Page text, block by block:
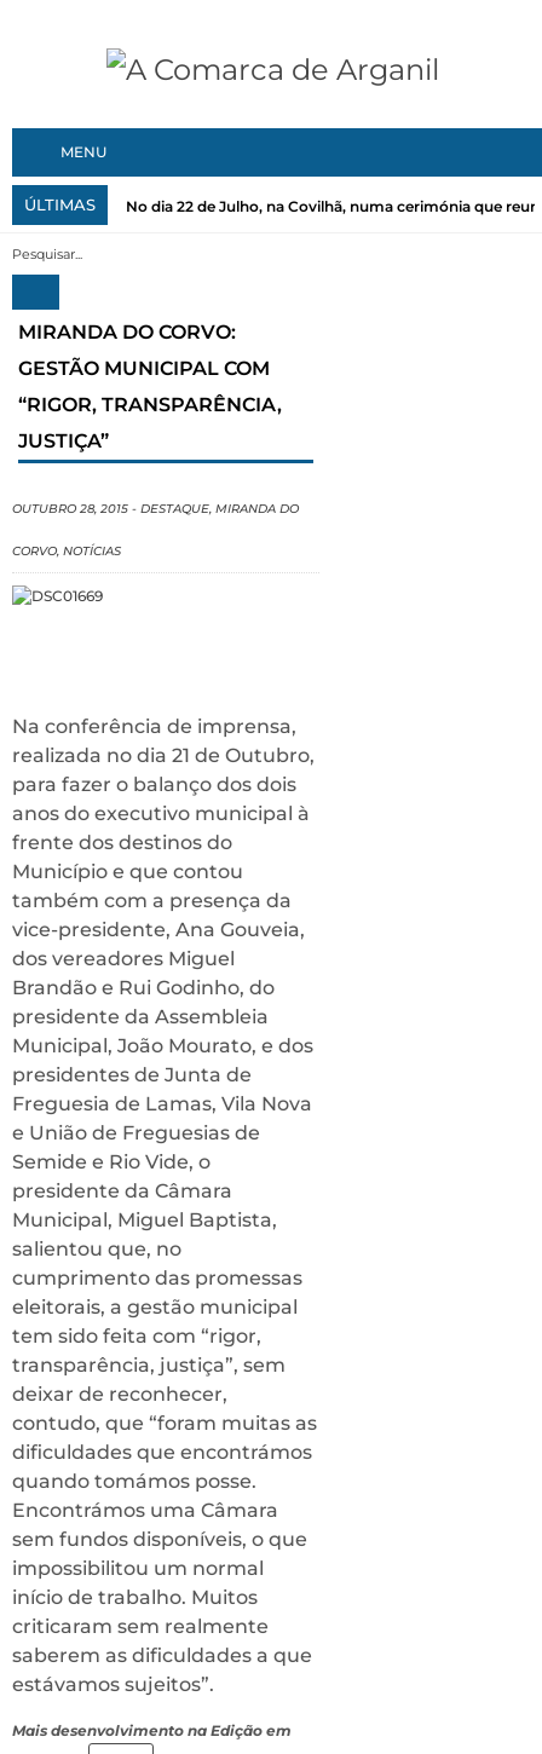
MENU
ÚLTIMAS No dia 22 de Julho, na Covilhã, numa cerimónia que
MIRANDA DO CORVO:
GESTÃO MUNICIPAL COM
“RIGOR, TRANSPARÊNCIA,
JUSTIÇA”
OUTUBRO 28, 2015 - DESTAQUE, MIRANDA DO
CORVO, NOTÍCIAS
Na conferência de imprensa,
realizada no dia 21 de Outubro,
para fazer o balanço dos dois
anos do executivo municipal à
frente dos destinos do
Município e que contou
também com a presença da
vice-presidente, Ana Gouveia,
dos vereadores Miguel
Brandão e Rui Godinho, do
presidente da Assembleia
Municipal, João Mourato, e dos
presidentes de Junta de
Freguesia de Lamas, Vila Nova
e União de Freguesias de
Semide e Rio Vide, o
presidente da Câmara
Municipal, Miguel Baptista,
salientou que, no
cumprimento das promessas
eleitorais, a gestão municipal
tem sido feita com “rigor,
transparência, justiça”, sem
deixar de reconhecer,
contudo, que “foram muitas as
dificuldades que encontrámos
quando tomámos posse.
Encontrámos uma Câmara
sem fundos disponíveis, o que
impossibilitou um normal
início de trabalho. Muitos
criticaram sem realmente
saberem as dificuldades a que
estávamos sujeitos”.
Mais desenvolvimento na Edição em